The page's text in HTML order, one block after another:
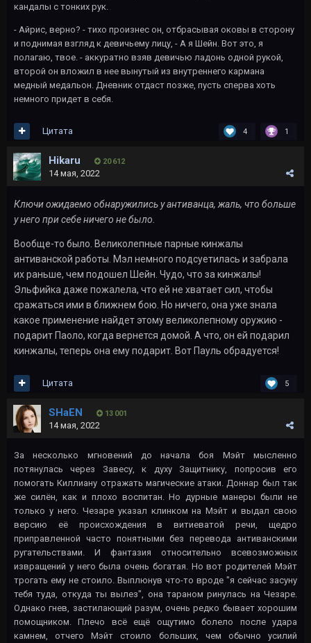
кандалы с тонких рук.
- Айрис, верно? - тихо произнес он, отбрасывая оковы в сторону
и поднимая взгляд к девичьему лицу, - А я Шейн. Вот это, я
полагаю, твое. - аккуратно взяв девичью ладонь одной рукой,
второй он вложил в нее вынутый из внутреннего кармана
медный медальон. Дневник отдаст позже, пусть сперва хоть
немного придет в себя.
4 1
Цитата
Hikaru 20 612
14 мая, 2022
Ключи ожидаемо обнаружились у антиванца, жаль, что больше
у него при себе ничего не было.
Вообще-то было. Великолепные парные кинжалы
антиванской работы. Мэл немного подсуетилась и забрала
их раньше, чем подошел Шейн. Чудо, что за кинжалы!
Эльфийка даже пожалела, что ей не хватает сил, чтобы
сражаться ими в ближнем бою. Но ничего, она уже знала
какое применение найдет этому великолепному оружию -
подарит Паоло, когда вернется домой. А что, он ей подарил
кинжалы, теперь она ему подарит. Вот Пауль обрадуется!
5
Цитата
SHaEN 13 001
14 мая, 2022
За несколько мгновений до начала боя Мэйт мысленно
потянулась через Завесу, к духу Защитнику, попросив его
помогать Киллиану отражать магические атаки. Доннар был так
же силён, как и плохо воспитан. Но дурные манеры были не
только у него. Чезаре указал клинком на Мэйт и выдал свою
версию её происхождения в витиеватой речи, щедро
приправленной часто понятными без перевода антиванскими
ругательствами. И фантазия относительно всевозможных
извращений у него была очень богатая. Но вот родителей Мэйт
трогать ему не стоило. Выплюнув что-то вроде "я сейчас засуну
тебя туда, откуда ты вылез", она тараном ринулась на Чезаре.
Однако гнев, застилающий разум, очень редко бывает хорошим
помощником. Плечо всё ещё ощутимо болело после удара
камнем, отчего Мэйт стоило больших, чем обычно усилий